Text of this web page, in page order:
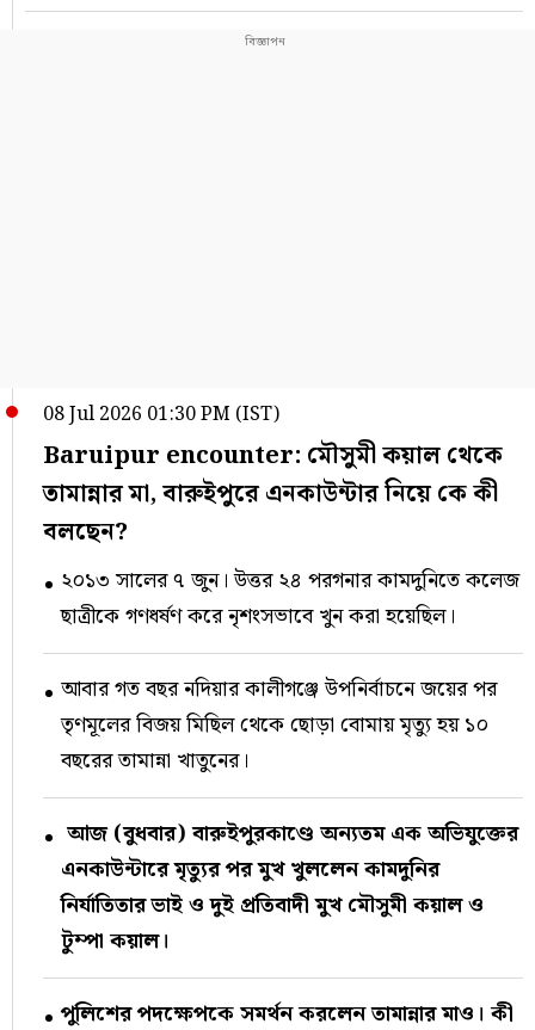
08 Jul 2026 01:30 PM (IST)
Baruipur encounter: মৌসুমী কয়াল থেকে
তামান্নার মা, বারুইপুরে এনকাউন্টার নিয়ে কে কী
বলছেন?
২০১৩ সালের ৭ জুন। উত্তর ২৪ পরগনার কামদুনিতে কলেজ
ছাত্রীকে গণধর্ষণ করে নৃশংসভাবে খুন করা হয়েছিল।
আবার গত বছর নদিয়ার কালীগঞ্জে উপনির্বাচনে জয়ের পর
তৃণমূলের বিজয় মিছিল থেকে ছোড়া বোমায় মৃত্যু হয় ১০
বছরের তামান্না খাতুনের।
আজ (বুধবার) বারুইপুরকাণ্ডে অন্যতম এক অভিযুক্তের
এনকাউন্টারে মৃত্যুর পর মুখ খুললেন কামদুনির
নির্যাতিতার ভাই ও দুই প্রতিবাদী মুখ মৌসুমী কয়াল ও
টুম্পা কয়াল।
পুলিশের পদক্ষেপকে সমর্থন করলেন তামান্নার মাও। কী